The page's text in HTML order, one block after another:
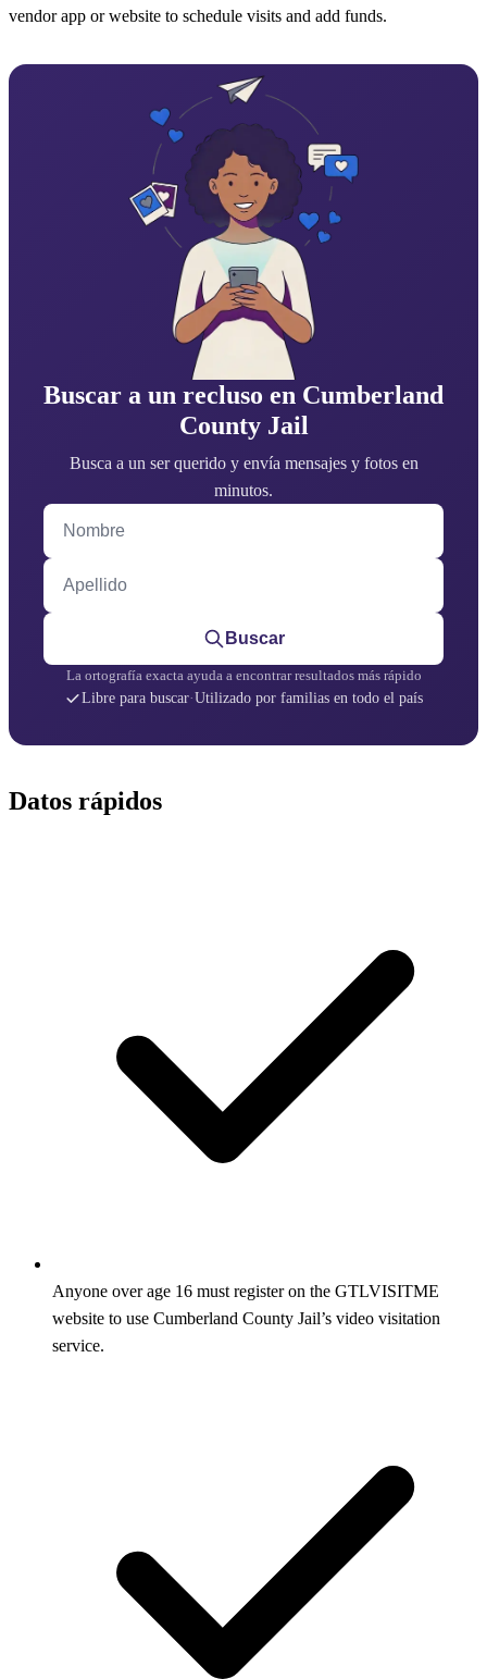
vendor app or website to schedule visits and add funds.
Buscar a un recluso en Cumberland
County Jail
Busca a un ser querido y envía mensajes y fotos en
minutos.
Nombre
Apellido
Buscar
La ortografía exacta ayuda a encontrar resultados más rápido
Libre para buscar·Utilizado por familias en todo el país
Datos rápidos
Anyone over age 16 must register on the GTLVISITME
website to use Cumberland County Jail’s video visitation
service.